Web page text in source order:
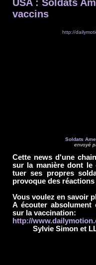
USA : Soldats
vaccins
http://
Soldats
envoyé
Cette news d'une
sur la manière dont le
tuer ses propres
provoque des
Vous voulez en savoir
A écouter absolument
sur la vaccination:
http://
Sylvie Simon et